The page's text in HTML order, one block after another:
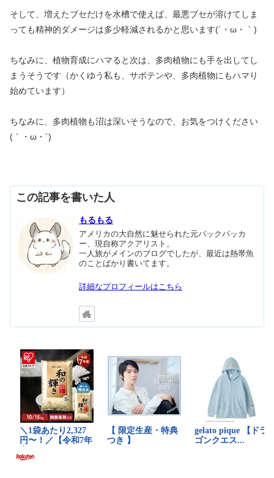
そして、増えたブセだけを水槽で使えば、最悪ブセが溶けてしま
っても精神的ダメージは多少軽減されるかと思います(´・ω・｀)
ちなみに、植物育成にハマると次は、多肉植物にも手を出してし
まうそうです（かくゆう私も、サボテンや、多肉植物にもハマり
始めています）
ちなみに、多肉植物も沼は深いそうなので、お気をつけください
(｀・ω・´)
この記事を書いた人
もるもる
アメリカの大自然に魅せられた元バックパッカ
ー、現自称アクアリスト。
一人旅がメインのブログでしたが、最近は熱帯魚
のことばかり書いてます。
詳細なプロフィールはこちら